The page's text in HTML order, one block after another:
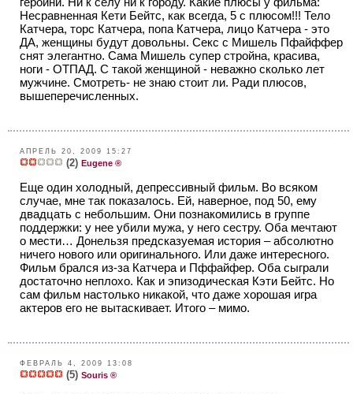
Несравненная Кети Бейтс, как всегда, 5 с плюсом!!! Тело
Катчера, торс Катчера, попа Катчера, лицо Катчера - это
ДА, женщины будут довольны. Секс с Мишель Пфайффер
снят элегантно. Сама Мишель супер стройна, красива,
ноги - ОТПАД. С такой женщиной - неважно сколько лет
мужчине. Смотреть- не знаю стоит ли. Ради плюсов,
вышеперечисленных.
АПРЕЛЬ 20, 2009 15:27
(2) Eugene ®
Еще один холодный, депрессивный фильм. Во всяком
случае, мне так показалось. Ей, наверное, под 50, ему
двадцать с небольшим. Они познакомились в группе
поддержки: у нее убили мужа, у него сестру. Оба мечтают
о мести… Донельзя предсказуемая история – абсолютно
ничего нового или оригинального. Или даже интересного.
Фильм брался из-за Катчера и Пффайфер. Оба сыграли
достаточно неплохо. Как и эпизодическая Кэти Бейтс. Но
сам фильм настолько никакой, что даже хорошая игра
актеров его не вытаскивает. Итого – мимо.
ФЕВРАЛЬ 4, 2009 13:08
(5) Souris ®